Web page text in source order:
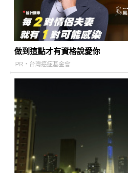
做到這點才有資格說愛你
PR・台灣癌症基金會